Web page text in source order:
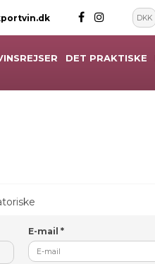
DKK
DET PRAKTISKE
E-mail*